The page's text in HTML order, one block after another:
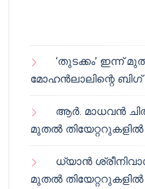
‘തുടക്കം’ ഇന്ന്
മോഹൻലാലിന്റെ ബിഗ്
ആർ. മാധവൻ
മുതൽ തിയേറ്ററുകളിൽ
ധ്യാൻ
മുതൽ തിയേറ്ററുകളിൽ